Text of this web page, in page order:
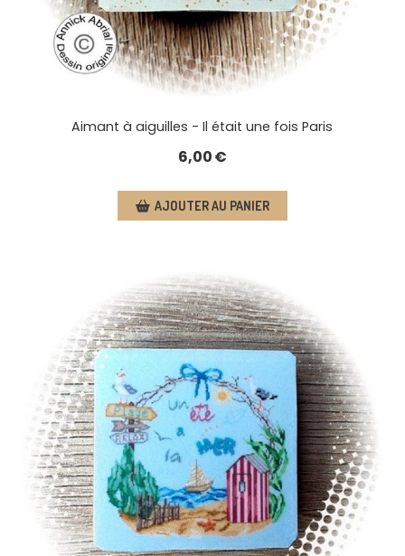
Aimant à aiguilles - Il était une fois Paris
6,00€
AJOUTER AU PANIER